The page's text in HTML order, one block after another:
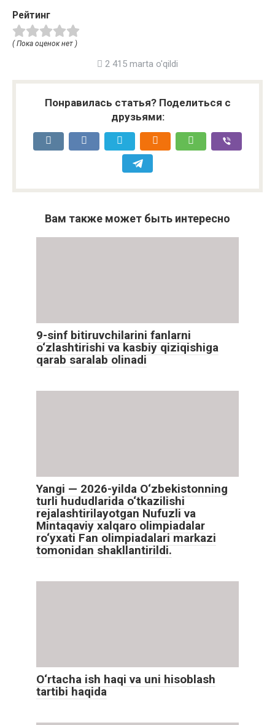
Рейтинг
( Пока оценок нет )
2 415 marta o'qildi
Понравилась статья? Поделиться с
друзьями:
Вам также может быть интересно
9-sinf bitiruvchilarini fanlarni
o‘zlashtirishi va kasbiy qiziqishiga
qarab saralab olinadi
Yangi — 2026-yilda O‘zbekistonning
turli hududlarida o‘tkazilishi
rejalashtirilayotgan Nufuzli va
Mintaqaviy xalqaro olimpiadalar
ro‘yxati Fan olimpiadalari markazi
tomonidan shakllantirildi.
O‘rtacha ish haqi va uni hisoblash
tartibi haqida